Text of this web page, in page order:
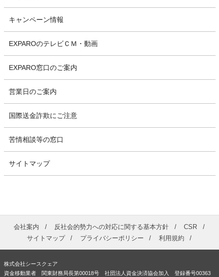
キャンペーン情報
EXPAROのテレビＣＭ・動画
EXPARO窓口のご案内
営業日のご案内
国際送金詐欺にご注意
苦情相談等の窓口
サイトマップ
会社案内 反社会的勢力への対応に関する基本方針
CSR
サイトマップ
プライバシーポリシー 利用規約
株式会社シースクェア
資金移動業者 関東財務局長第00018号 社団法人資金決済協会加入 登録番号00363